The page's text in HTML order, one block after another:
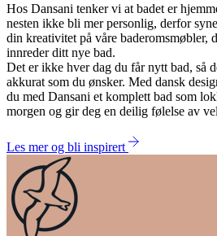
Hos Dansani tenker vi at badet er
nesten ikke bli mer personlig, derfor
din kreativitet på våre baderomsmøbler,
innreder ditt nye bad.
Det er ikke hver dag du får nytt bad, så
akkurat som du ønsker. Med dansk
du med Dansani et komplett bad som
morgen og gir deg en deilig følelse av
Les mer og bli inspirert